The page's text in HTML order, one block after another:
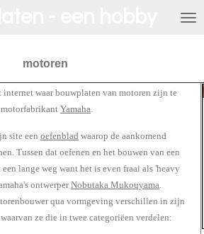
motoren
internet waar bouwplaten van motoren zijn te
Yamaha.
site een oefenblad waarop de aankomend
Tussen dat oefenen en het bouwen van een
lange weg want het is even fraai als 'heavy
ontwerperNobutaka Mukouyama.
qua vormgeving verschillen in zijn
ze die in twee categoriëen verdelen: